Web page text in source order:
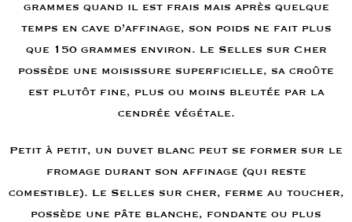
grammes quand il est frais mais après quelque
temps en cave d’affinage, son poids ne fait plus
que 150 grammes environ. Le Selles sur Cher
possède une moisissure superficielle, sa croûte
est plutôt fine, plus ou moins bleutée par la
cendrée végétale.
Petit à petit, un duvet blanc peut se former sur le
fromage durant son affinage (qui reste
comestible). Le Selles sur cher, ferme au toucher,
possède une pâte blanche, fondante ou plus